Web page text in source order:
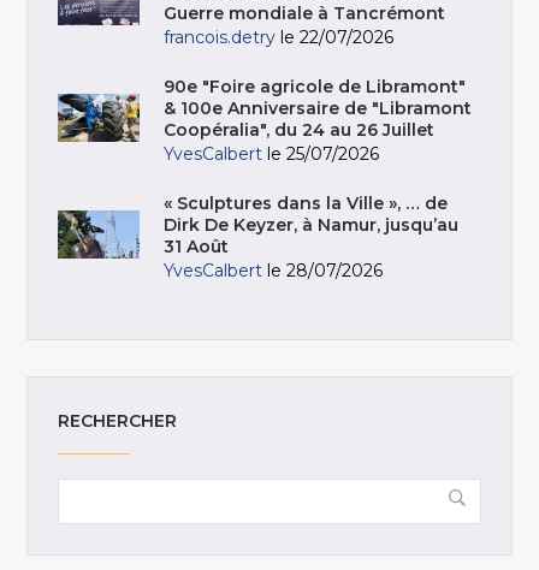
Guerre mondiale à Tancrémont
francois.detry le 22/07/2026
90e "Foire agricole de Libramont"
& 100e Anniversaire de "Libramont
Coopéralia", du 24 au 26 Juillet
YvesCalbert le 25/07/2026
« Sculptures dans la Ville », … de
Dirk De Keyzer, à Namur, jusqu’au
31 Août
YvesCalbert le 28/07/2026
RECHERCHER